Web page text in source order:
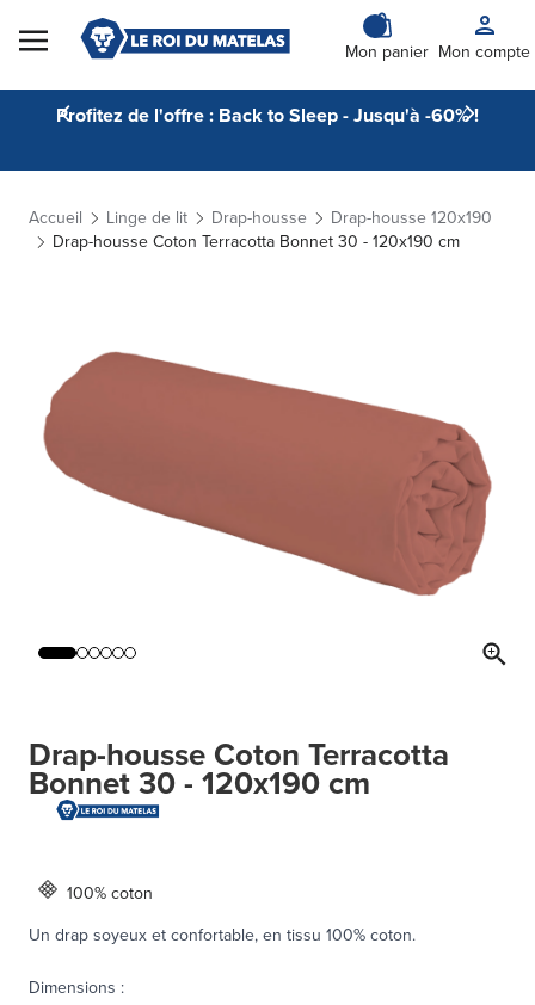
Skip to Content
Mon panier Mon compte
Profitez de l'offre : Back to Sleep - Jusqu'à -60% !
Accueil Linge de lit Drap-housse
Drap-housse 120x190
Drap-housse Coton Terracotta Bonnet 30 - 120x190 cm
Drap-housse Coton Terracotta
Bonnet 30 - 120x190 cm
100% coton
Un drap soyeux et confortable, en tissu 100% coton.
Dimensions :